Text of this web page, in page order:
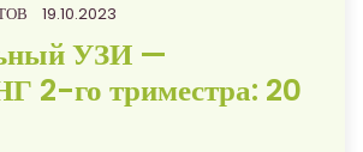
19.10.2023
УЗИ —
2-го триместра: 20